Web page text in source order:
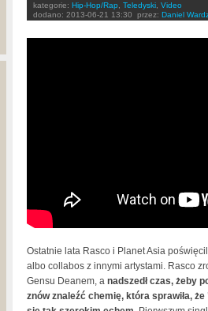
kategorie: Hip-Hop/Rap, Teledyski, Video
dodano: 2013-06-21 13:30 przez: Daniel
Ostatnie lata Rasco i Planet Asia
albo collabos z innymi artystami. Rasco
Gensu Deanem, a nadszedł czas, żeby
znów znaleźć chemię, która sprawiła,